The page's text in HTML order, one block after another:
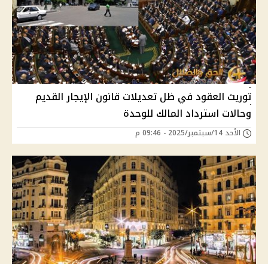
توريث العقود في ظل تعديلات قانون الإيجار القديم
وحالات استرداد المالك للوحدة
الأحد 14/سبتمبر/2025 - 09:46 م